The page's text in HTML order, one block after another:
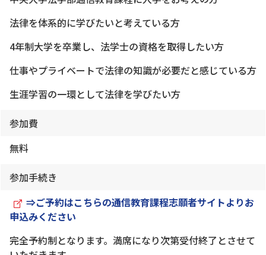
法律を体系的に学びたいと考えている方
4年制大学を卒業し、法学士の資格を取得したい方
仕事やプライベートで法律の知識が必要だと感じている方
生涯学習の一環として法律を学びたい方
参加費
無料
参加手続き
⇒ご予約はこちらの通信教育課程志願者サイトよりお
申込みください
完全予約制となります。満席になり次第受付終了とさせて